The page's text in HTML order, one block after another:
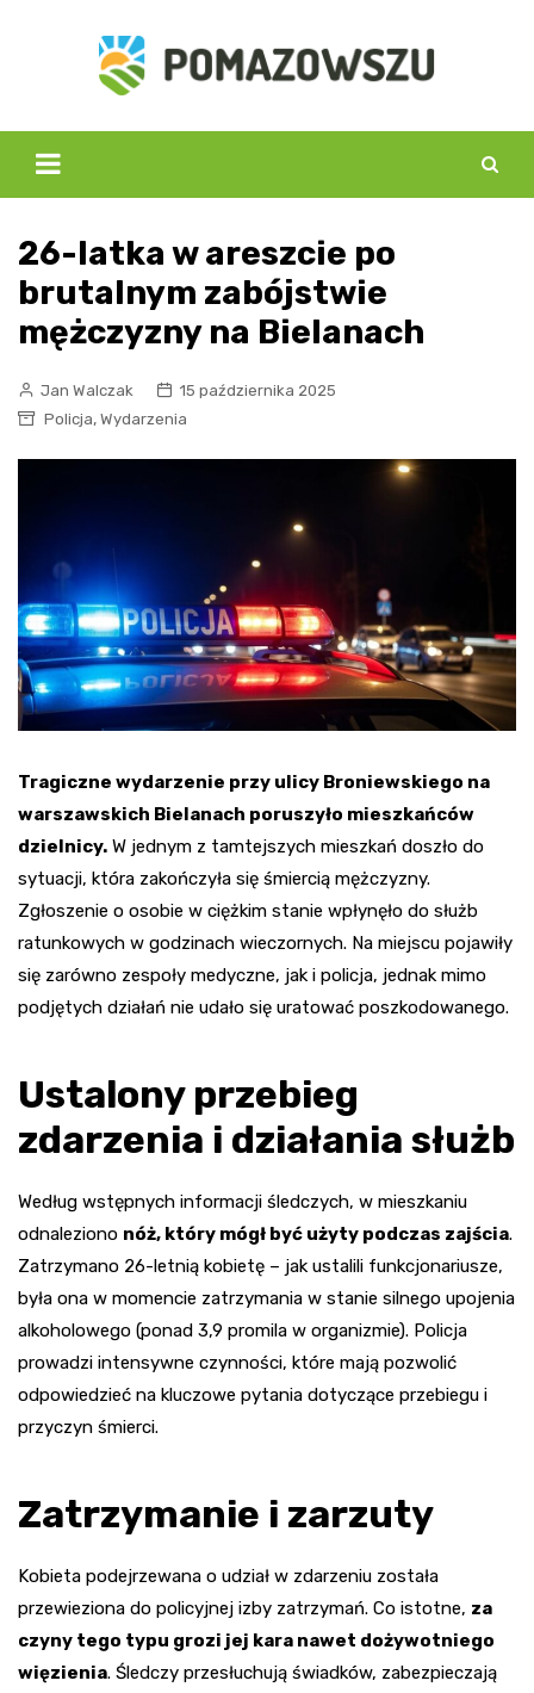
26-latka w areszcie po
brutalnym zabójstwie
mężczyzny na Bielanach
Jan Walczak
15 października 2025
Policja, Wydarzenia
Tragiczne wydarzenie przy ulicy Broniewskiego na
warszawskich Bielanach poruszyło mieszkańców
dzielnicy. W jednym z tamtejszych mieszkań doszło do
sytuacji, która zakończyła się śmiercią mężczyzny.
Zgłoszenie o osobie w ciężkim stanie wpłynęło do służb
ratunkowych w godzinach wieczornych. Na miejscu pojawiły
się zarówno zespoły medyczne, jak i policja, jednak mimo
podjętych działań nie udało się uratować poszkodowanego.
Ustalony przebieg
zdarzenia i działania służb
Według wstępnych informacji śledczych, w mieszkaniu
odnaleziono nóż, który mógł być użyty podczas zajścia.
Zatrzymano 26-letnią kobietę – jak ustalili funkcjonariusze,
była ona w momencie zatrzymania w stanie silnego upojenia
alkoholowego (ponad 3,9 promila w organizmie). Policja
prowadzi intensywne czynności, które mają pozwolić
odpowiedzieć na kluczowe pytania dotyczące przebiegu i
przyczyn śmierci.
Zatrzymanie i zarzuty
Kobieta podejrzewana o udział w zdarzeniu została
przewieziona do policyjnej izby zatrzymań. Co istotne, za
czyny tego typu grozi jej kara nawet dożywotniego
więzienia. Śledczy przesłuchują świadków, zabezpieczają